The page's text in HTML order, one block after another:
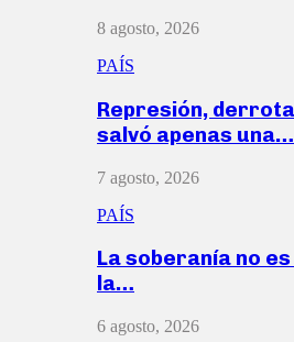
8 agosto, 2026
PAÍS
Represión,
salvó apenas una…
7 agosto, 2026
PAÍS
La soberanía no
la…
6 agosto, 2026